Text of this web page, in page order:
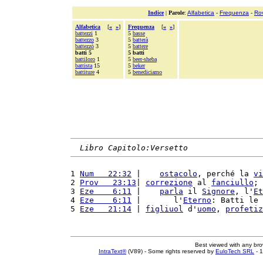
Indice| Parole: Alfabetica - Frequenza -
Alfabetica [« »]
battezzi 1
battezzo 3
battezzò 3
batti 5
battiloro 1
battista 15
battiture 4
Frequenza [« »]
5 basse
5 batterà
5 battere
5 batti
5 beer-sheba
5 beker
5 benediciamo
Libro Capitolo:Versetto
1 Num   22:32 ostacolo , perché la
2 Prov   23:13 correzione al fanciullo ;
3 Eze    6:11 parla il Signore , l'
4 Eze    6:11 |       l' Eterno : Batti le
5 Eze   21:14 figliuol d' uomo ,
Best viewed with any
IntraText®(V89) - Some rights reserved by EuloTech SRL -